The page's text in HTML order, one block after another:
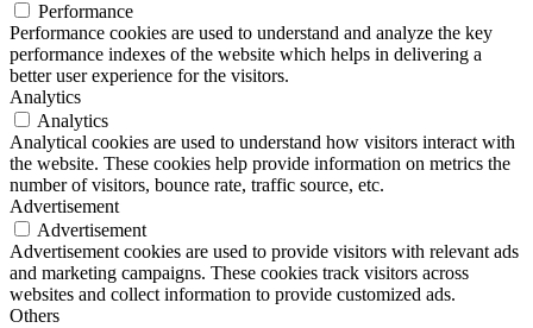
Performance
Performance cookies are used to understand and analyze the key
performance indexes of the website which helps in delivering a
better user experience for the visitors.
Analytics
Analytics
Analytical cookies are used to understand how visitors interact with
the website. These cookies help provide information on metrics the
number of visitors, bounce rate, traffic source, etc.
Advertisement
Advertisement
Advertisement cookies are used to provide visitors with relevant ads
and marketing campaigns. These cookies track visitors across
websites and collect information to provide customized ads.
Others